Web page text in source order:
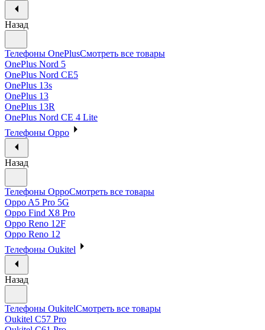
Назад
Телефоны OnePlusСмотреть все товары
OnePlus Nord 5
OnePlus Nord CE5
OnePlus 13s
OnePlus 13
OnePlus 13R
OnePlus Nord CE 4 Lite
Телефоны Oppo
Назад
Телефоны OppoСмотреть все товары
Oppo A5 Pro 5G
Oppo Find X8 Pro
Oppo Reno 12F
Oppo Reno 12
Телефоны Oukitel
Назад
Телефоны OukitelСмотреть все товары
Oukitel C57 Pro